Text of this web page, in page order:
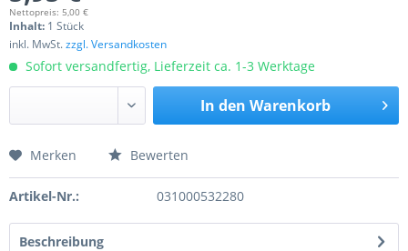
Nettopreis: 5,00 €
Inhalt: 1 Stück
inkl. MwSt.zzgl. Versandkosten
Sofort versandfertig, Lieferzeit ca. 1-3 Werktage
In den Warenkorb
Preis anfragen
Merken Bewerten
Artikel-Nr.: 031000532280
Beschreibung